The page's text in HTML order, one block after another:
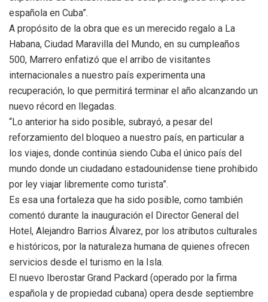
española en Cuba”.
A propósito de la obra que es un merecido regalo a La
Habana, Ciudad Maravilla del Mundo, en su cumpleaños
500, Marrero enfatizó que el arribo de visitantes
internacionales a nuestro país experimenta una
recuperación, lo que permitirá terminar el año alcanzando un
nuevo récord en llegadas.
“Lo anterior ha sido posible, subrayó, a pesar del
reforzamiento del bloqueo a nuestro país, en particular a
los viajes, donde continúa siendo Cuba el único país del
mundo donde un ciudadano estadounidense tiene prohibido
por ley viajar libremente como turista”.
Es esa una fortaleza que ha sido posible, como también
comentó durante la inauguración el Director General del
Hotel, Alejandro Barrios Álvarez, por los atributos culturales
e históricos, por la naturaleza humana de quienes ofrecen
servicios desde el turismo en la Isla.
El nuevo Iberostar Grand Packard (operado por la firma
española y de propiedad cubana) opera desde septiembre